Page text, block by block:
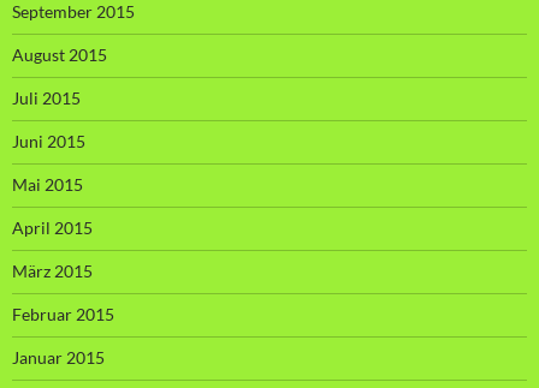
September 2015
August 2015
Juli 2015
Juni 2015
Mai 2015
April 2015
März 2015
Februar 2015
Januar 2015